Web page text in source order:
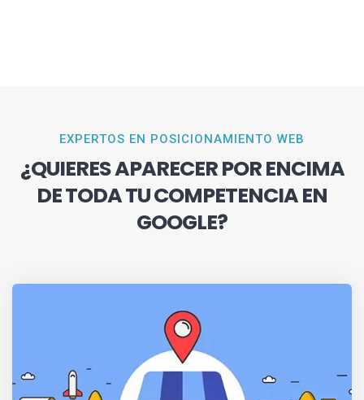
EXPERTOS EN POSICIONAMIENTO WEB
¿QUIERES APARECER POR ENCIMA
DE TODA TU COMPETENCIA EN
GOOGLE?